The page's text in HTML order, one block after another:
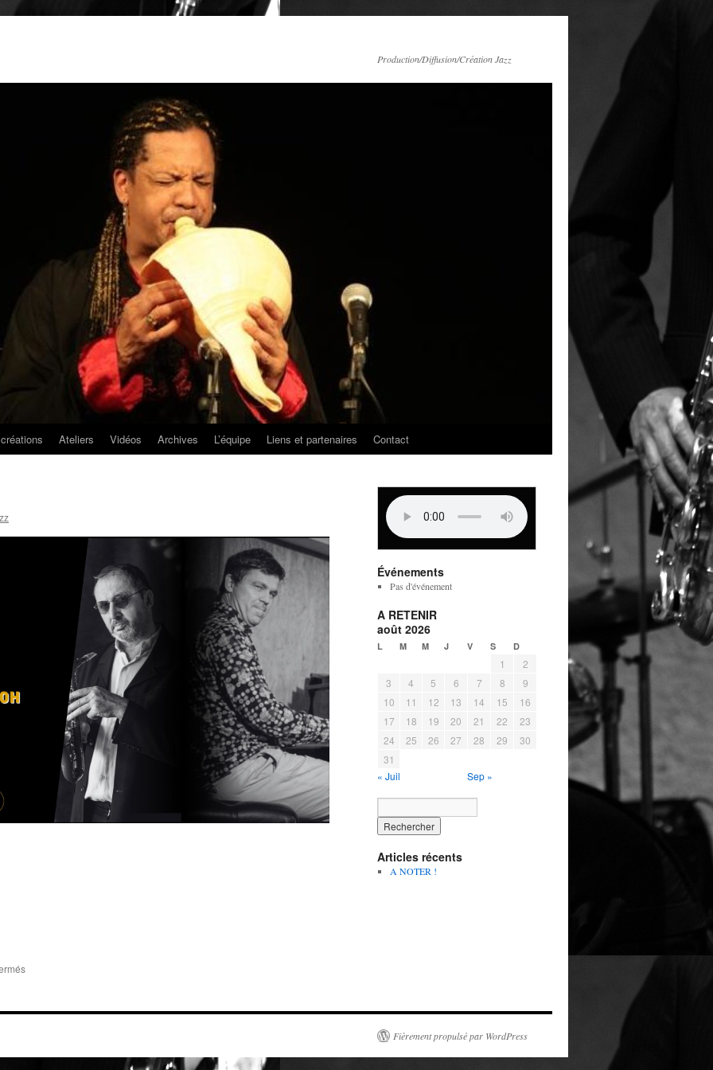
Production/Diffusion/Création Jazz
Ateliers Vidéos Archives L’équipe Liens et partenaires Contact
!
Événements
Pas d'événement
A RETENIR
août 2026
L M M J V S D
« Juil Sep »
1
2
3
4 5 6 7 8
9
10
11 12 13 14 15
16
17
18 19 20 21 22
23
24
25 26 27 28 29
30
31
Articles récents
A NOTER !
Fièrement propulsé par WordPress